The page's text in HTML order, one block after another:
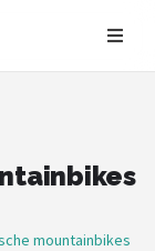
mountainbikes